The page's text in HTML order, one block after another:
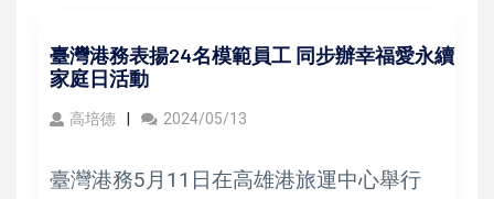
臺灣港務表揚24名模範員工 同步辦幸福愛永續
家庭日活動
高培德 2024/05/13
臺灣港務5月11日在高雄港旅運中心舉行